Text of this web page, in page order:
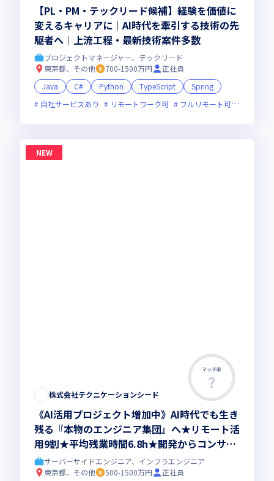
【PL・PM・テックリード候補】経験を価値に
変えるキャリアに｜AI時代を牽引する技術の先
駆者へ｜上流工程・最新技術案件多数
プロジェクトマネージャー、テックリード
東京都、その他
700-1500万円
正社員
Java
C# Python TypeScript
Spring
自社サービスあり
リモートワーク可 フルリモート可
NEW
マッチ率
株式会社テクニケーションシード
《AI活用プロジェクト増加中》AI時代でも生き
残る『本物のエンジニア集団』へ★リモート活
用9割★平均残業時間6.8h★開発からコンサル
領域まで、一気通貫でキャリアを作りたいあな
たにオススメの環境です！
サーバーサイドエンジニア、インフラエンジニア
東京都、その他
500-1500万円
正社員